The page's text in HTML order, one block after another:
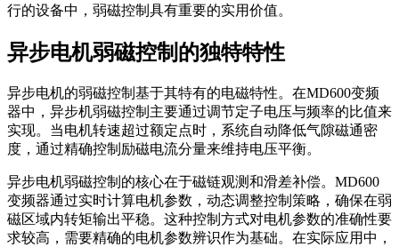
行的设备中，弱磁控制具有重要的实用价值。
异步电机弱磁控制的独特特性
异步电机的弱磁控制基于其特有的电磁特性。在MD600变频
器中，异步机弱磁控制主要通过调节定子电压与频率的比值来
实现。当电机转速超过额定点时，系统自动降低气隙磁通密
度，通过精确控制励磁电流分量来维持电压平衡。
异步电机弱磁控制的核心在于磁链观测和滑差补偿。MD600
变频器通过实时计算电机参数，动态调整控制策略，确保在弱
磁区域内转矩输出平稳。这种控制方式对电机参数的准确性要
求较高，需要精确的电机参数辨识作为基础。在实际应用中，